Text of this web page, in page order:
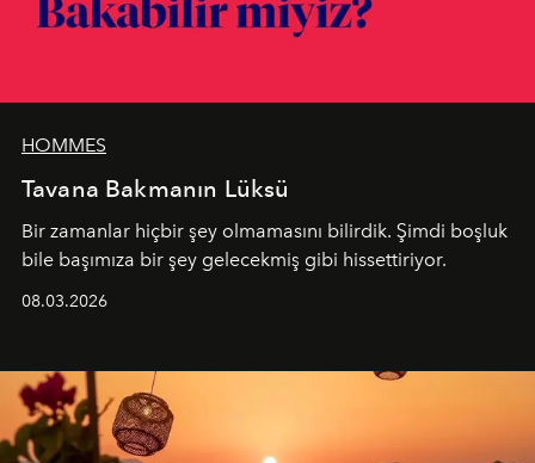
HOMMES
Tavana Bakmanın Lüksü
Bir zamanlar hiçbir şey olmamasını bilirdik. Şimdi boşluk
bile başımıza bir şey gelecekmiş gibi hissettiriyor.
08.03.2026